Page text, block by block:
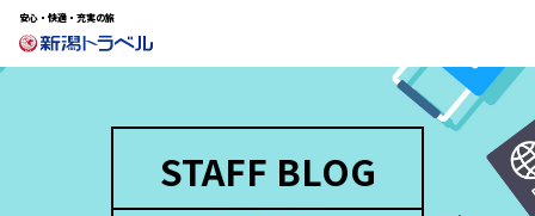
安心・快適・充実の旅
STAFF BLOG